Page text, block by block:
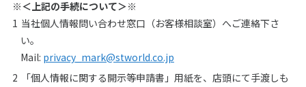
※＜上記の手続について＞※
当社個人情報問い合わせ窓口（お客様相談室）へご連絡下さ
い。
Mail: privacy_mark@stworld.co.jp
「個人情報に関する開示等申請書」用紙を、店頭にて手渡しも